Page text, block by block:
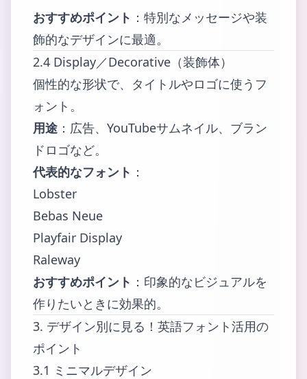
おすすめポイント ：特別なメッセージや装
飾的なデザインに最適。
2.4 Display／Decorative（装飾体）
個性的な形状で、タイトルやロゴに使うフ
ォント。
用途 ：広告、YouTubeサムネイル、ブラン
ドロゴなど。
代表的なフォント ：
Lobster
Bebas Neue
Playfair Display
Raleway
おすすめポイント ：印象的なビジュアルを
作りたいときに効果的。
3. デザイン別に見る！英語フォント活用の
ポイント
3.1 ミニマルデザイン